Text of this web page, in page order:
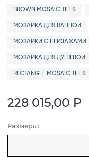
BROWN MOSAIC TILES
МОЗАИКА ДЛЯ ВАННОЙ
МОЗАИКИ С ПЕЙЗАЖАМИ
МОЗАИКА ДЛЯ ДУШЕВОЙ
RECTANGLE MOSAIC TILES
228 015,00 ₽
Размеры: